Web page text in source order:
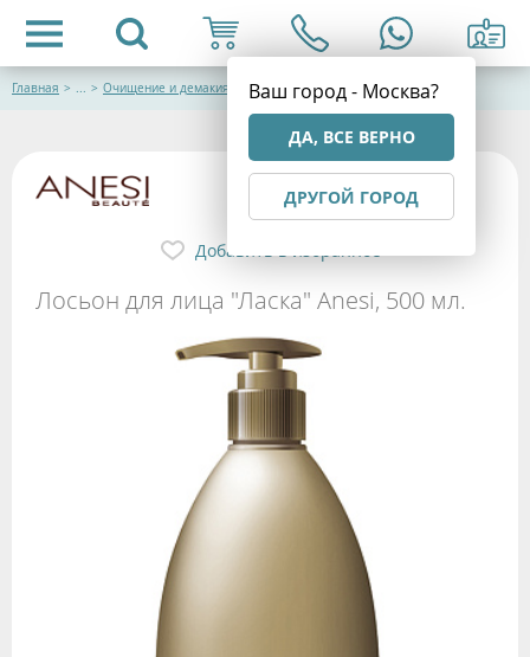
Ваш город - Москва?
ДА, ВСЕ ВЕРНО
ДРУГОЙ ГОРОД
Главная > ... > Очищение и демакияж
Лосьон для лица "Ласка" Anesi, 500 мл.
Добавить в избранное